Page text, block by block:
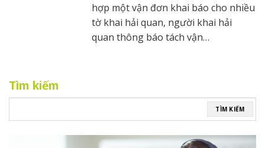
hợp một vận đơn khai báo cho nhiều
tờ khai hải quan, người khai hải
quan thông báo tách vận…
Tìm kiếm
TÌM KIẾM